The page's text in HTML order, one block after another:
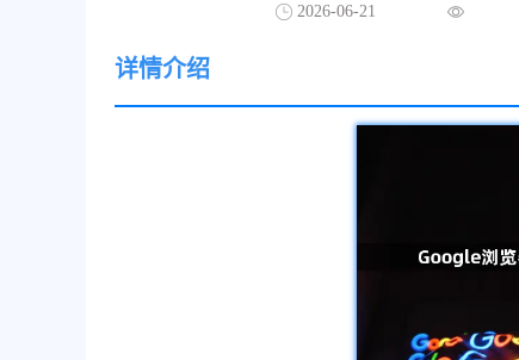
2026-06-21
详情介绍